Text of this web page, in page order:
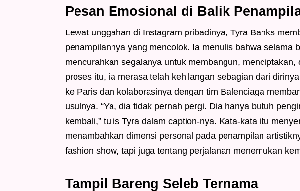
Pesan Emosional di Balik
Lewat unggahan di Instagram pribadinya, Tyra Banks
penampilannya yang mencolok. Ia menulis bahwa selama
mencurahkan segalanya untuk membangun, menciptakan,
proses itu, ia merasa telah kehilangan sebagian dari
ke Paris dan kolaborasinya dengan tim Balenciaga
usulnya. “Ya, dia tidak pernah pergi. Dia hanya butuh
kembali,” tulis Tyra dalam caption-nya. Kata-kata itu
menambahkan dimensi personal pada penampilan
fashion show, tapi juga tentang perjalanan menemukan
Tampil Bareng Seleb Ternama